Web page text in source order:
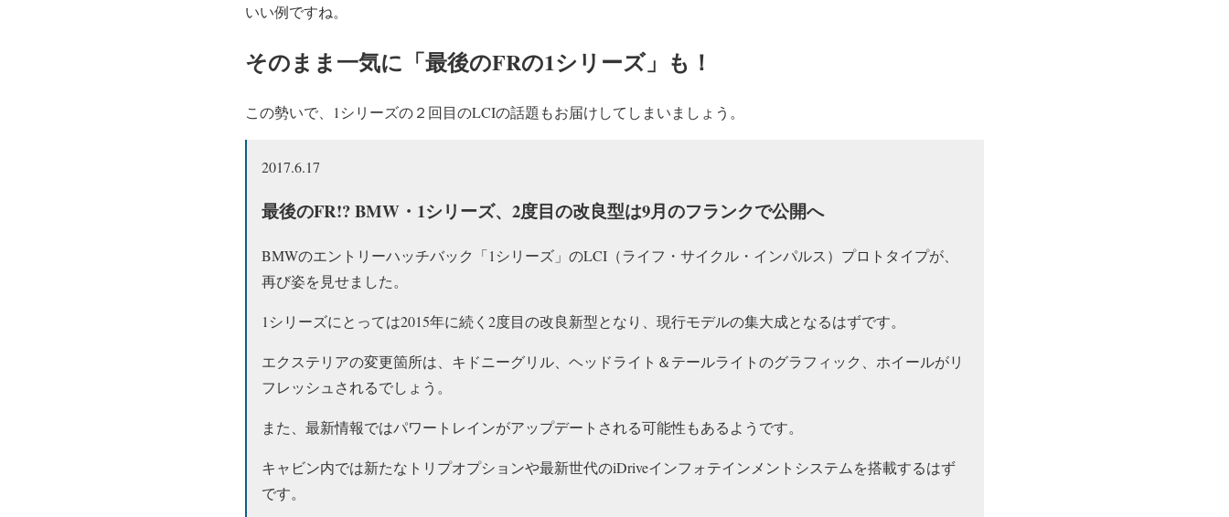
いい例ですね。
そのまま一気に「最後のFRの1シリーズ」も！
この勢いで、1シリーズの２回目のLCIの話題もお届けしてしまいましょう。
2017.6.17
最後のFR!? BMW・1シリーズ、2度目の改良型は9月のフランクで公開へ
BMWのエントリーハッチバック「1シリーズ」のLCI（ライフ・サイクル・インパルス）プロトタイプが、
再び姿を見せました。
1シリーズにとっては2015年に続く2度目の改良新型となり、現行モデルの集大成となるはずです。
エクステリアの変更箇所は、キドニーグリル、ヘッドライト＆テールライトのグラフィック、ホイールがリ
フレッシュされるでしょう。
また、最新情報ではパワートレインがアップデートされる可能性もあるようです。
キャビン内では新たなトリプオプションや最新世代のiDriveインフォテインメントシステムを搭載するはず
です。